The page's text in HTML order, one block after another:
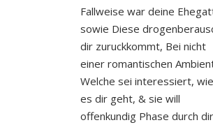
Fallweise war deine
sowie Diese
dir zuruckkommt, Bei nicht
einer romantischen
Welche sei interessiert,
es dir geht, & sie will
offenkundig Phase durch dir